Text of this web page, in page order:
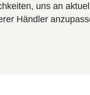
uns an
Händler